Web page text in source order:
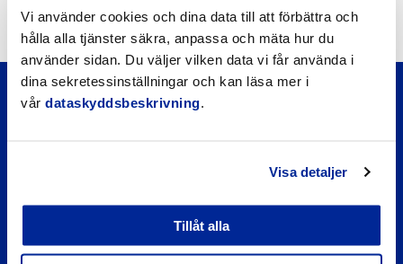
Vi använder cookies och dina data till att förbättra och
hålla alla tjänster säkra, anpassa och mäta hur du
använder sidan. Du väljer vilken data vi får använda i
dina sekretessinställningar och kan läsa mer i
vår dataskyddsbeskrivning
Visa detaljer
Tillåt alla
Okategoriserade